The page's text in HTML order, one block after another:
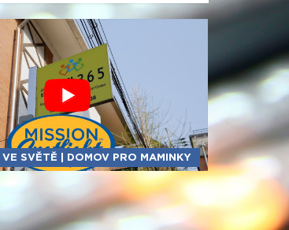
SVĚTĚ | DOMOV PRO MAMINKY